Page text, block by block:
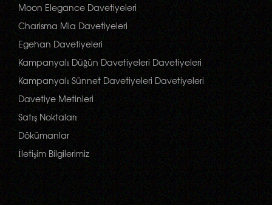
Moon Elegance Davetiyeleri
Charisma Mia Davetiyeleri
Egehan Davetiyeleri
Kampanyalı Düğün Davetiyeleri Davetiyeleri
Kampanyalı Sünnet Davetiyeleri Davetiyeleri
Davetiye Metinleri
Satış Noktaları
Dökümanlar
İletişim Bilgilerimiz